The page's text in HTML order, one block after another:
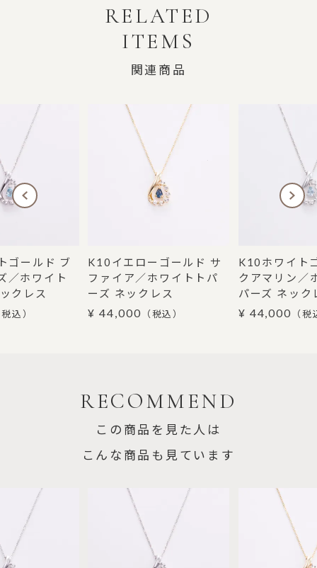
RELATED
ITEMS
関連商品
ゴールド ブ
／ホワイト
クレス
込）
K10イエローゴールド サ
ファイア／ホワイトトパ
ーズ ネックレス
¥ 44,000 （税込）
K10ホワイト
クアマリン／
パーズ ネック
¥ 44,000 （
RECOMMEND
この商品を見た人は
こんな商品も見ています